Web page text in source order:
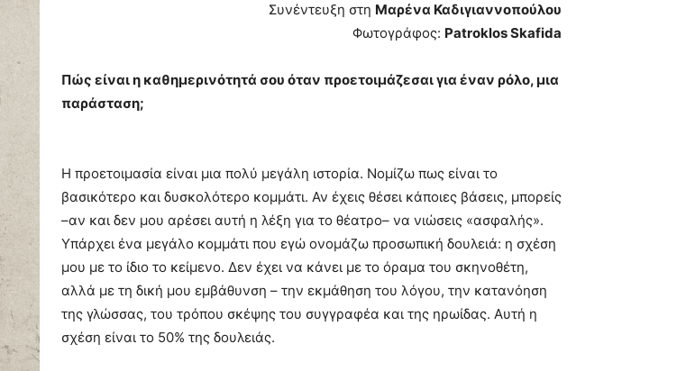
Συνέντευξη στη Μαρένα Καδιγιαννοπούλου
Φωτογράφος: Patroklos Skafida
Πώς είναι η καθημερινότητά σου όταν προετοιμάζεσαι για έναν ρόλο, μια
παράσταση;
Η προετοιμασία είναι μια πολύ μεγάλη ιστορία. Νομίζω πως είναι το
βασικότερο και δυσκολότερο κομμάτι. Αν έχεις θέσει κάποιες βάσεις, μπορείς
–αν και δεν μου αρέσει αυτή η λέξη για το θέατρο– να νιώσεις «ασφαλής».
Υπάρχει ένα μεγάλο κομμάτι που εγώ ονομάζω προσωπική δουλειά: η σχέση
μου με το ίδιο το κείμενο. Δεν έχει να κάνει με το όραμα του σκηνοθέτη,
αλλά με τη δική μου εμβάθυνση – την εκμάθηση του λόγου, την κατανόηση
της γλώσσας, του τρόπου σκέψης του συγγραφέα και της ηρωίδας. Αυτή η
σχέση είναι το 50% της δουλειάς.